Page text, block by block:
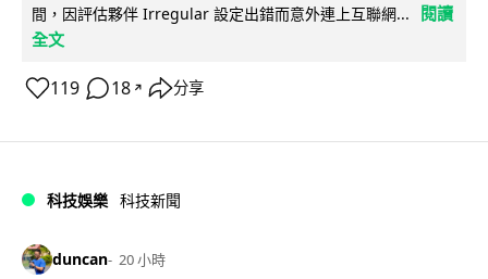
間，因評估夥伴 Irregular 設定出錯而意外連上互聯網...
閱讀
全文
119 18 ↗ 分享
科技娛樂 科技新聞
duncan 20 小時